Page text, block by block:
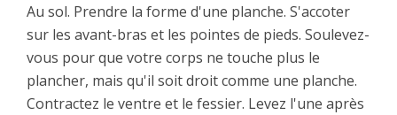
Au sol. Prendre la forme d'une planche. S'accoter
sur les avant-bras et les pointes de pieds. Soulevez-
vous pour que votre corps ne touche plus le
plancher, mais qu'il soit droit comme une planche.
Contractez le ventre et le fessier. Levez l'une après